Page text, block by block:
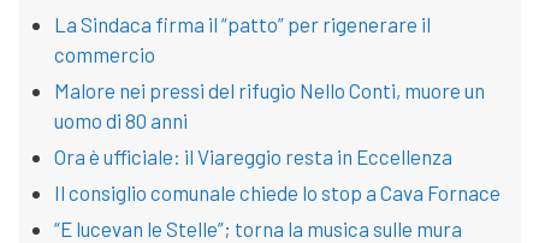
La Sindaca firma il “patto” per rigenerare il
commercio
Malore nei pressi del rifugio Nello Conti, muore un
uomo di 80 anni
Ora è ufficiale: il Viareggio resta in Eccellenza
Il consiglio comunale chiede lo stop a Cava Fornace
“E lucevan le Stelle”; torna la musica sulle mura